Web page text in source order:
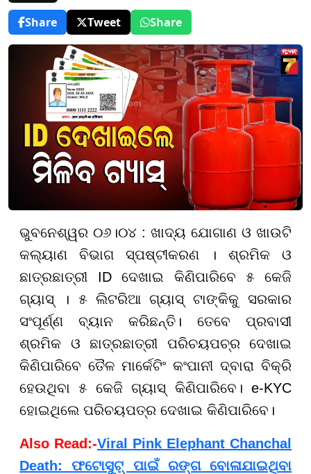
Share
Tweet Share
ଭୁବନେଶ୍ୱର ୦୬।୦୪ : ଖାଦ୍ୟ ଯୋଗାଣ ଓ ଖାଉଟି
କଲ୍ୟାଣ ବିଭାଗ ସ୍ପଷ୍ଟୀକରଣ । ଶ୍ରମିକ ଓ
ଛାତ୍ରଛାତ୍ରୀ ID ଦେଖାଇ କିଣିପାରିବେ ୫ କେଜି
ଗ୍ୟାସ୍ । ୫ ଲିଟରିଆ ଗ୍ୟାସ୍ ଟାଙ୍କିକୁ ସରକାର
ସଂପୂର୍ଣ୍ଣ ବ୍ୟାନ କରିଛନ୍ତି। ତେବେ ପ୍ରବାସୀ
ଶ୍ରମିକ ଓ ଛାତ୍ରଛାତ୍ରୀ ପରିଚୟପଚ୍ର ଦେଖାଇ
କିଣିପାରିବେ ତୈଳ ମାର୍କେଟିଂ କଂପାନୀ ଦ୍ବାରା ବିକ୍ରି
ହେଉଥିବା ୫ କେଜି ଗ୍ୟାସ୍ କିଣିପାରିବେ। e-KYC
ହୋଇଥିଲେ ପରିଚୟପତ୍ର ଦେଖାଇ କିଣିପାରିବେ।
Also Read:-Viral Pink Elephant Chanchal
Death: ଫଟୋସୁଟ୍ ପାଇଁ ରଙ୍ଗ ବୋଳାଯାଇଥିବା